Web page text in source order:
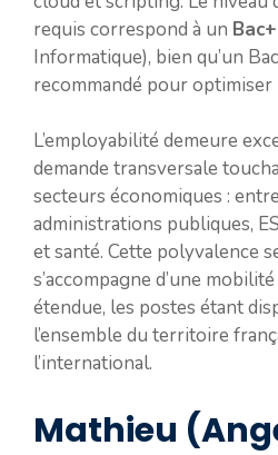
requis correspond à un
Informatique), bien qu’un
recommandé pour
L’employabilité demeure
demande transversale
secteurs économiques :
administrations publiques,
et santé. Cette polyvalence
s’accompagne d’une
étendue, les postes étant
l’ensemble du territoire
l’international.
Mathieu